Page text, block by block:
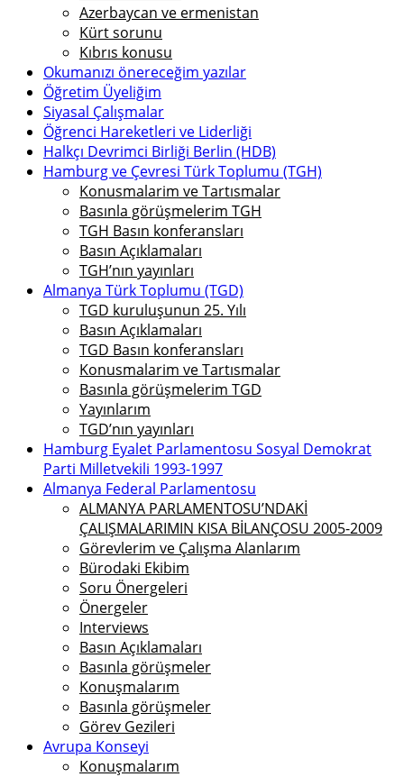
Azerbaycan ve ermenistan
Kürt sorunu
Kıbrıs konusu
Okumanızı önereceğim yazılar
Öğretim Üyeliğim
Siyasal Çalışmalar
Öğrenci Hareketleri ve Liderliği
Halkçı Devrimci Birliği Berlin (HDB)
Hamburg ve Çevresi Türk Toplumu (TGH)
Konusmalarim ve Tartısmalar
Basınla görüşmelerim TGH
TGH Basın konferansları
Basın Açıklamaları
TGH’nın yayınları
Almanya Türk Toplumu (TGD)
TGD kuruluşunun 25. Yılı
Basın Açıklamaları
TGD Basın konferansları
Konusmalarim ve Tartısmalar
Basınla görüşmelerim TGD
Yayınlarım
TGD’nın yayınları
Hamburg Eyalet Parlamentosu Sosyal Demokrat
Parti Milletvekili 1993-1997
Almanya Federal Parlamentosu
ALMANYA PARLAMENTOSU’NDAKİ
ÇALIŞMALARIMIN KISA BİLANÇOSU 2005-2009
Görevlerim ve Çalışma Alanlarım
Bürodaki Ekibim
Soru Önergeleri
Önergeler
Interviews
Basın Açıklamaları
Basınla görüşmeler
Konuşmalarım
Basınla görüşmeler
Görev Gezileri
Avrupa Konseyi
Konuşmalarım